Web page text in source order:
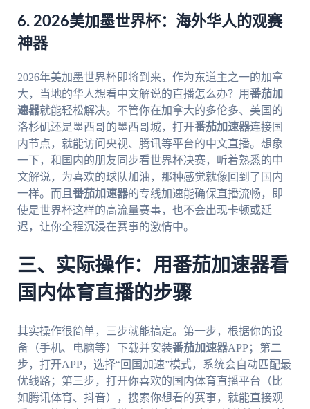
6. 2026美加墨世界杯：海外华人的观赛
神器
2026年美加墨世界杯即将到来，作为东道主之一的加拿
大，当地的华人想看中文解说的直播怎么办？用番茄加
速器就能轻松解决。不管你在加拿大的多伦多、美国的
洛杉矶还是墨西哥的墨西哥城，打开番茄加速器连接国
内节点，就能访问央视、腾讯等平台的中文直播。想象
一下，和国内的朋友同步看世界杯决赛，听着熟悉的中
文解说，为喜欢的球队加油，那种感觉就像回到了国内
一样。而且 番茄加速器的专线加速能确保直播流畅，即
使是世界杯这样的高流量赛事，也不会出现卡顿或延
迟，让你全程沉浸在赛事的激情中。
三、实际操作：用番茄加速器看
国内体育直播的步骤
其实操作很简单，三步就能搞定。第一步，根据你的设
备（手机、电脑等）下载并安装番茄加速器APP；第二
步，打开APP，选择“回国加速”模式，系统会自动匹配最
优线路；第三步，打开你喜欢的国内体育直播平台（比
如腾讯体育、抖音），搜索你想看的赛事，就能直接观